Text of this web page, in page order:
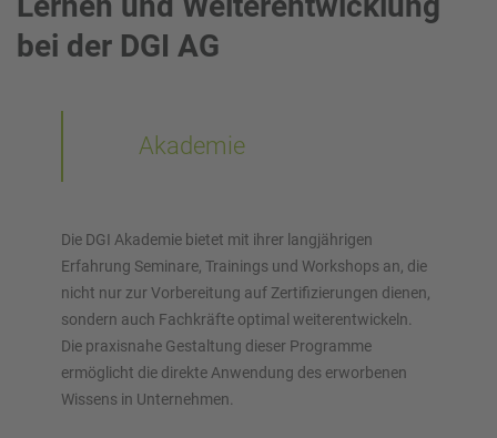
bei der DGI AG
Akademie
Die DGI Akademie bietet mit ihrer langjährigen
Erfahrung Seminare, Trainings und Workshops an, die
nicht nur zur Vorbereitung auf Zertifizierungen dienen,
sondern auch Fachkräfte optimal weiterentwickeln.
Die praxisnahe Gestaltung dieser Programme
ermöglicht die direkte Anwendung des erworbenen
Wissens in Unternehmen.